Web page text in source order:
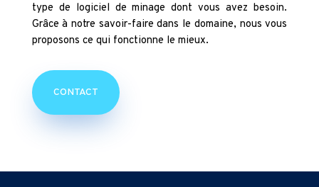
type de logiciel de minage dont vous avez besoin.
Grâce à notre savoir-faire dans le domaine, nous vous
proposons ce qui fonctionne le mieux.
CONTACT